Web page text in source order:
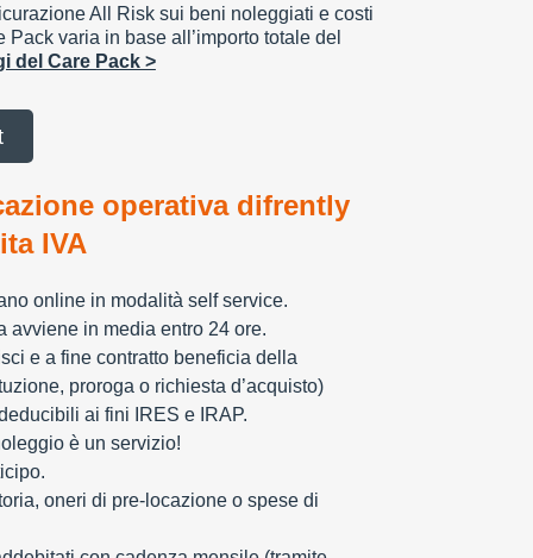
All Risk sui beni noleggiati e costi
varia in base all’importo totale del
del Care Pack >
operativa difrently
IVA
online in modalità self service.
avviene in media entro 24 ore.
e a fine contratto beneficia della
proroga o richiesta d’acquisto)
ai fini IRES e IRAP.
è un servizio!
oneri di pre-locazione o spese di